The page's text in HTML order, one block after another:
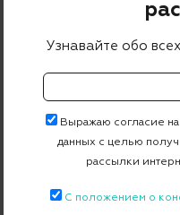
С
Узнавайте обо
Выражаю согласие
данных с целью
рассылки
С положением о